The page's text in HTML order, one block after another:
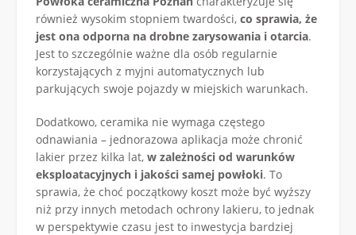
również wysokim stopniem twardości, co sprawia, że
jest ona odporna na drobne zarysowania i otarcia.
Jest to szczególnie ważne dla osób regularnie
korzystających z myjni automatycznych lub
parkujących swoje pojazdy w miejskich warunkach.
Dodatkowo, ceramika nie wymaga częstego
odnawiania – jednorazowa aplikacja może chronić
lakier przez kilka lat, w zależności od warunków
eksploatacyjnych i jakości samej powłoki. To
sprawia, że choć początkowy koszt może być wyższy
niż przy innych metodach ochrony lakieru, to jednak
w perspektywie czasu jest to inwestycja bardziej